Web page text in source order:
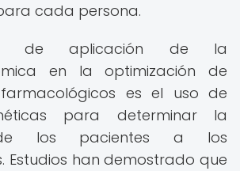
cada persona.
de aplicación de la
en la optimización de
es el uso de
para determinar la
los pacientes a los
Estudios han demostrado que